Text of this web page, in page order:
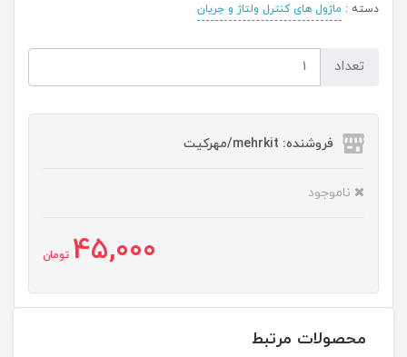
دسته : ماژول های کنترل ولتاژ و جریان
تعداد
فروشنده: mehrkit/مهرکیت
ناموجود
45,000 تومان
محصولات مرتبط